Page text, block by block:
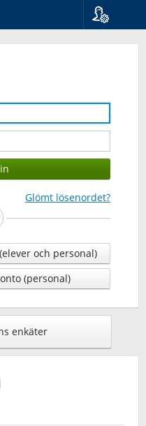
Glömt lösenordet?
och personal)
(personal)
enkäter